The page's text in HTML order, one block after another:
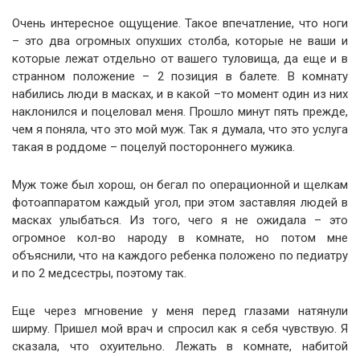
Очень интересное ощущение. Такое впечатление, что ноги
– это два огромных опухших столба, которые не ваши и
которые лежат отдельно от вашего туловища, да еще и в
странном положение – 2 позиция в балете. В комнату
набились люди в масках, и в какой –то момент один из них
наклонился и поцеловал меня. Прошло минут пять прежде,
чем я поняла, что это мой муж. Так я думала, что это услуга
такая в роддоме – поцелуй постороннего мужика.
Муж тоже был хорош, он бегал по операционной и щелкам
фотоаппаратом каждый угол, при этом заставляя людей в
масках улыбаться. Из того, чего я не ожидала – это
огромное кол-во народу в комнате, но потом мне
объяснили, что на каждого ребенка положено по педиатру
и по 2 медсестры, поэтому так.
Еще через мгновение у меня перед глазами натянули
ширму. Пришел мой врач и спросил как я себя чувствую. Я
сказала, что охуительно. Лежать в комнате, набитой